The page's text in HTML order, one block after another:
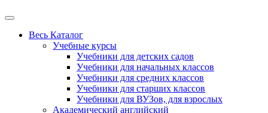
Весь Каталог
Учебные курсы
Учебники для детских садов
Учебники для начальных классов
Учебники для средних классов
Учебники для старших классов
Учебники для ВУЗов, для взрослых
Академический английский